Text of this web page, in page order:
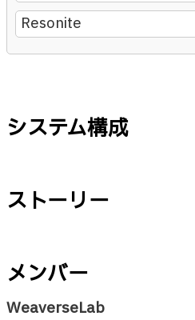
Resonite
システム構成
ストーリー
メンバー
WeaverseLab